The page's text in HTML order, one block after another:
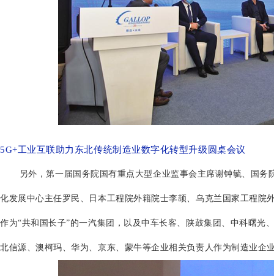
5G+工业互联助力东北传统制造业数字化转型升级圆桌会议
另外，第一届国务院国有重点大型企业监事会主席谢钟毓、国务
化发展中心主任罗民、日本工程院外籍院士李颉、乌克兰国家工程
作为“共和国长子”的一汽集团，以及中车长客、陕鼓集团、中科曙
北信源、澳柯玛、华为、京东、蒙牛等企业相关负责人作为制造业企